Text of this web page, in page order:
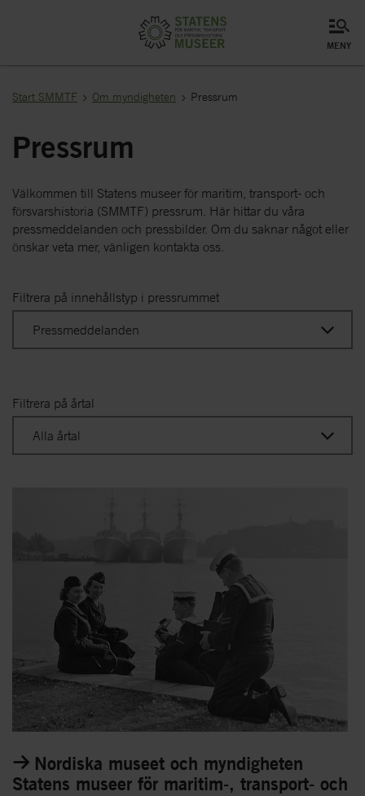
meny
Start SMMTF Om myndigheten Pressrum
Pressrum
Välkommen till Statens museer för maritim, transport- och
försvarshistoria (SMMTF) pressrum. Här hittar du våra
pressmeddelanden och pressbilder. Om du saknar något eller
önskar veta mer, vänligen kontakta oss.
Filtrera på innehållstyp i pressrummet
Filtrera på årtal
Nordiska museet och myndigheten
Statens museer för maritim-, transport- och